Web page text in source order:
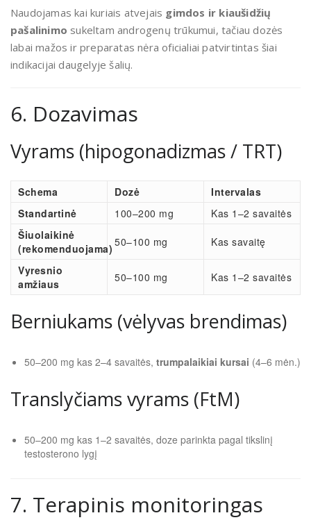
Naudojamas kai kuriais atvejais gimdos ir kiaušidžių
pašalinimo sukeltam androgenų trūkumui, tačiau dozės
labai mažos ir preparatas nėra oficialiai patvirtintas šiai
indikacijai daugelyje šalių.
6. Dozavimas
Vyrams (hipogonadizmas / TRT)
Schema Dozė
Intervalas
Standartinė
100–200 mg
Kas 1–2 savaitės
Šiuolaikinė
(rekomenduojama) 50–100 mg Kas savaitę
Vyresnio
amžiaus
50–100 mg Kas 1–2 savaitės
Berniukams (vėlyvas brendimas)
50–200 mg kas 2–4 savaitės, trumpalaikiai kursai (4–6 mėn.)
Translyčiams vyrams (FtM)
50–200 mg kas 1–2 savaitės, doze parinkta pagal tikslinį
testosterono lygį
7. Terapinis monitoringas